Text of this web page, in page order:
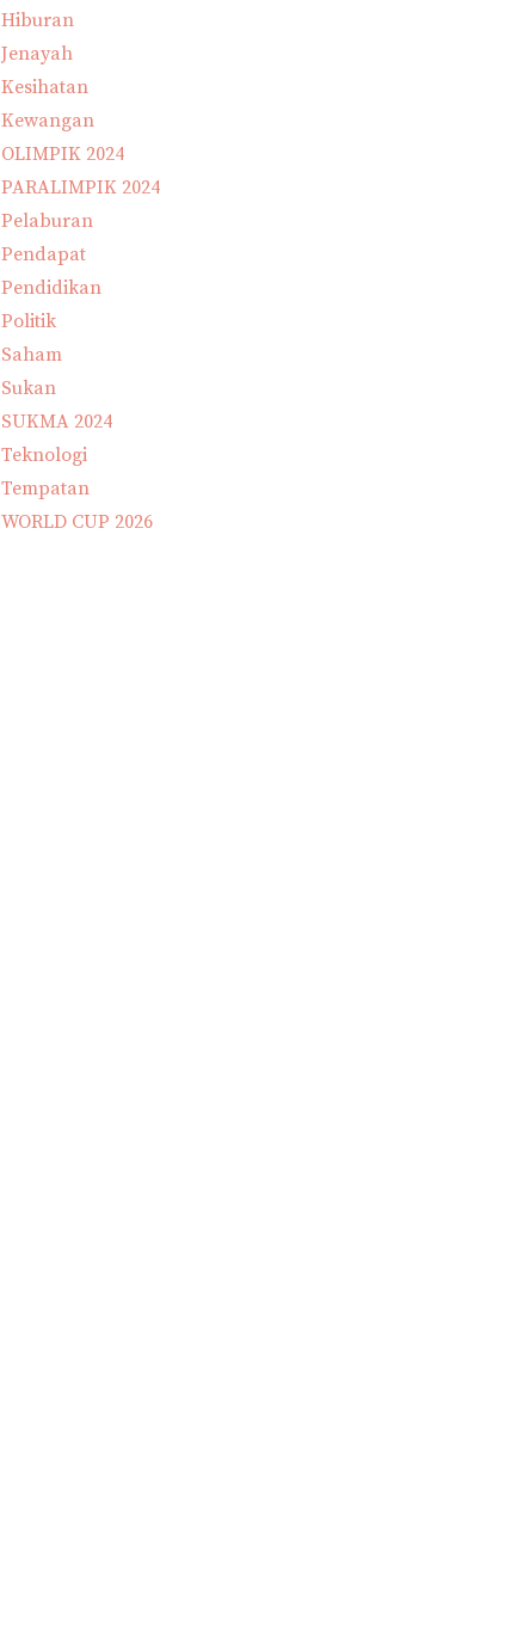
Hiburan
Jenayah
Kesihatan
Kewangan
OLIMPIK 2024
PARALIMPIK 2024
Pelaburan
Pendapat
Pendidikan
Politik
Saham
Sukan
SUKMA 2024
Teknologi
Tempatan
WORLD CUP 2026